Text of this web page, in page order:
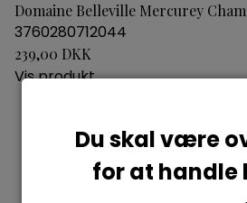
Du skal være
for at handle
Domaine Belleville Mercurey
3760280712044
239,00 DKK
Vis produkt